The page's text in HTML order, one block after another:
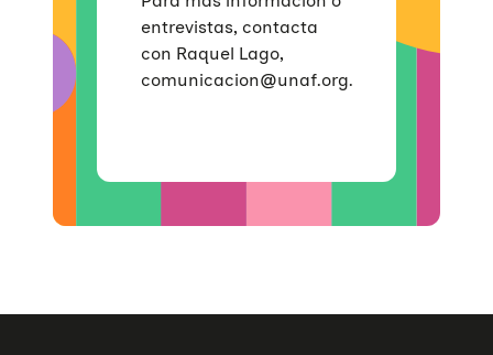
entrevistas, contacta
con Raquel Lago,
comunicacion@unaf.org.